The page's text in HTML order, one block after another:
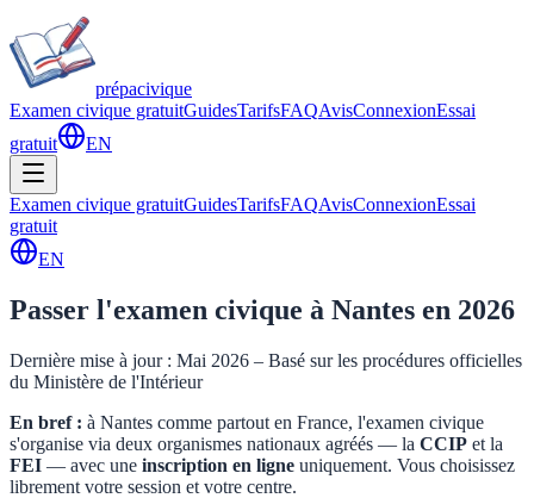
prépacivique
Examen civique gratuitGuidesTarifsFAQAvisConnexionEssai
gratuit
EN
Examen civique gratuitGuidesTarifsFAQAvisConnexionEssai
gratuit
EN
Passer l'examen civique à Nantes en 2026
Dernière mise à jour : Mai 2026 – Basé sur les procédures officielles
du Ministère de l'Intérieur
En bref : à Nantes comme partout en France, l'examen civique
s'organise via deux organismes nationaux agréés — la CCIP et la
FEI — avec une inscription en ligne uniquement. Vous choisissez
librement votre session et votre centre.